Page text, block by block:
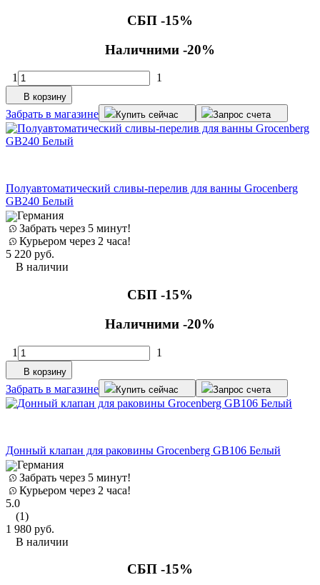
СБП -15%
Наличними -20%
1 1
В корзину
Забрать в магазине Купить сейчас Запрос счета
Полуавтоматический сливы-перелив для ванны Grocenberg
GB240 Белый
Германия
Забрать через 5 минут!
Курьером через 2 часа!
5 220 руб.
В наличии
СБП -15%
Наличними -20%
1 1
В корзину
Забрать в магазине Купить сейчас Запрос счета
Донный клапан для раковины Grocenberg GB106 Белый
Германия
Забрать через 5 минут!
Курьером через 2 часа!
5.0
(1)
1 980 руб.
В наличии
СБП -15%